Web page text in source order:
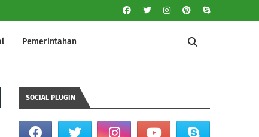
Pemerintahan
SOCIAL PLUGIN